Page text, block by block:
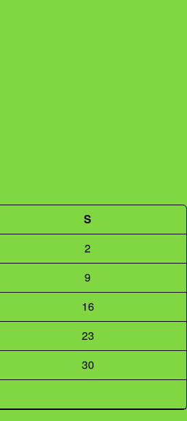
S
2
9
16
23
30